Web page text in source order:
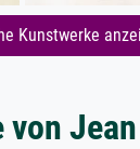
Kunstwerke